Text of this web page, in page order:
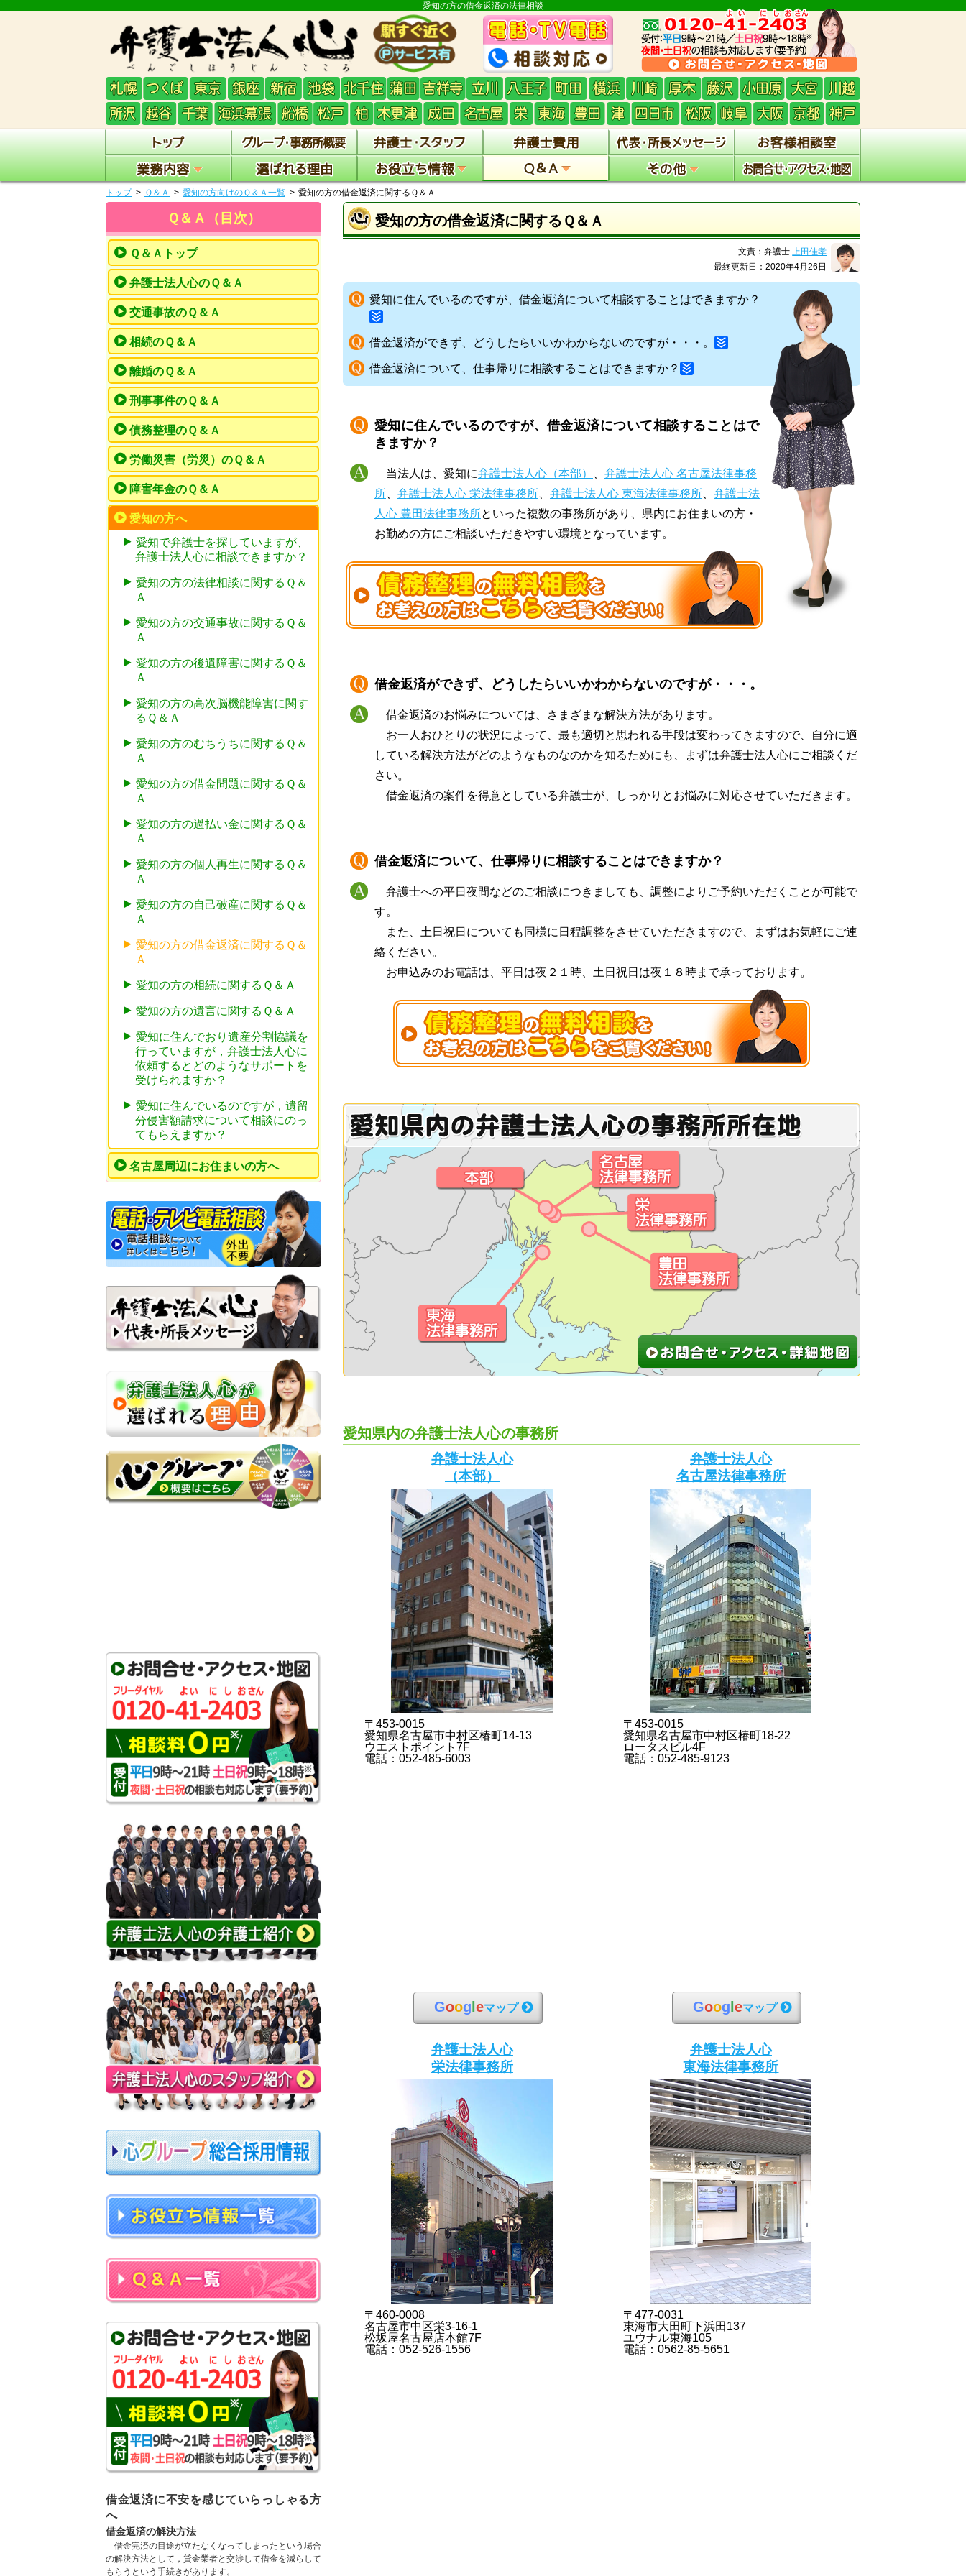
愛知の方の借金返済の法律相談
トップ Ｑ＆Ａ 愛知の方向けのＱ＆Ａ一覧 愛知の方の借金返済に関するＱ＆Ａ
愛知の方の借金返済に関するＱ＆Ａ
文責：弁護士上田佳孝
最終更新日：2020年4月26日
愛知に住んでいるのですが、借金返済について相談することはできますか？
借金返済ができず、どうしたらいいかわからないのですが・・・。
借金返済について、仕事帰りに相談することはできますか？
愛知に住んでいるのですが、借金返済について相談することはで
きますか？
当法人は、愛知に弁護士法人心（本部）
弁護士法人心 名古屋法律事務
所
弁護士法人心 栄法律事務所 弁護士法人心 東海法律事務所
弁護士法
人心 豊田法律事務所といった複数の事務所があり、県内にお住まいの方・
お勤めの方にご相談いただきやすい環境となっています。
借金返済ができず、どうしたらいいかわからないのですが・・・。
借金返済のお悩みについては、さまざまな解決方法があります。
お一人おひとりの状況によって、最も適切と思われる手段は変わってきますので、自分に適
している解決方法がどのようなものなのかを知るためにも、まずは弁護士法人心にご相談くだ
さい。
借金返済の案件を得意としている弁護士が、しっかりとお悩みに対応させていただきます。
借金返済について、仕事帰りに相談することはできますか？
弁護士への平日夜間などのご相談につきましても、調整によりご予約いただくことが可能で
す。
また、土日祝日についても同様に日程調整をさせていただきますので、まずはお気軽にご連
絡ください。
お申込みのお電話は、平日は夜２１時、土日祝日は夜１８時まで承っております。
愛知県内の弁護士法人心の事務所
弁護士法人心
（本部）
〒453-0015
愛知県名古屋市中村区椿町14-13
ウエストポイント7F
電話：052-485-6003
Goog eマップ
弁護士法人心
名古屋法律事務所
〒453-0015
愛知県名古屋市中村区椿町18-22
ロータスビル4F
電話：052-485-9123
Goog eマップ
弁護士法人心
栄法律事務所
〒460-0008
名古屋市中区栄3-16-1
松坂屋名古屋店本館7F
電話：052-526-1556
弁護士法人心
東海法律事務所
〒477-0031
東海市大田町下浜田137
ユウナル東海105
電話：0562-85-5651
Ｑ＆Ａ（目次）
Ｑ＆Ａトップ
弁護士法人心のＱ＆Ａ
交通事故のＱ＆Ａ
相続のＱ＆Ａ
離婚のＱ＆Ａ
刑事事件のＱ＆Ａ
債務整理のＱ＆Ａ
労働災害（労災）のＱ＆Ａ
障害年金のＱ＆Ａ
愛知の方へ
愛知で弁護士を探していますが、
弁護士法人心に相談できますか？
愛知の方の法律相談に関するＱ＆
Ａ
愛知の方の交通事故に関するＱ＆
Ａ
愛知の方の後遺障害に関するＱ＆
Ａ
愛知の方の高次脳機能障害に関す
るＱ＆Ａ
愛知の方のむちうちに関するＱ＆
Ａ
愛知の方の借金問題に関するＱ＆
Ａ
愛知の方の過払い金に関するＱ＆
Ａ
愛知の方の個人再生に関するＱ＆
Ａ
愛知の方の自己破産に関するＱ＆
Ａ
愛知の方の借金返済に関するＱ＆
Ａ
愛知の方の相続に関するＱ＆Ａ
愛知の方の遺言に関するＱ＆Ａ
愛知に住んでおり遺産分割協議を
行っていますが，弁護士法人心に
依頼するとどのようなサポートを
受けられますか？
愛知に住んでいるのですが，遺留
分侵害額請求について相談にのっ
てもらえますか？
名古屋周辺にお住まいの方へ
借金返済に不安を感じていらっしゃる方
へ
借金返済の解決方法
借金完済の目途が立たなくなってしまったという場合
の解決方法として，貸金業者と交渉して借金を減らして
もらうという手続きがあります。